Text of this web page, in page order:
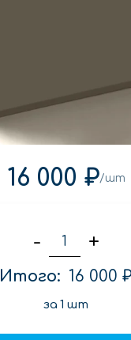
16 000 ₽/шт
- +
Итого: 16 000
за 1 шт